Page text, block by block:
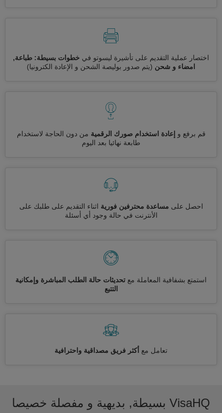
اختصار عملية التقديم على تأشيرة ليسوتو في خطوات بسيطة: طباعة,
امضاء و شحن (يتم صدور بوليصة الشحن و الإعادة الكترونيا)
قم برفع و إعادة استخدام صورك الرقمية من دون الحاجة لاستخدام
طابعة نهائيا بعد اليوم
احصل على مساعدة محترفين فورية اثناء التقديم على طلبك على
الأنترنت في حالة وجود أي أسئلة
استمتع بشفافية المعاملة مع تحديثات حالة الطلب المباشرة وإمكانية
التتبع
تعامل مع أكثر فريق مصداقية واحترافية
VisaHQ بسيطة, بديهية و مفصلة خصيصا